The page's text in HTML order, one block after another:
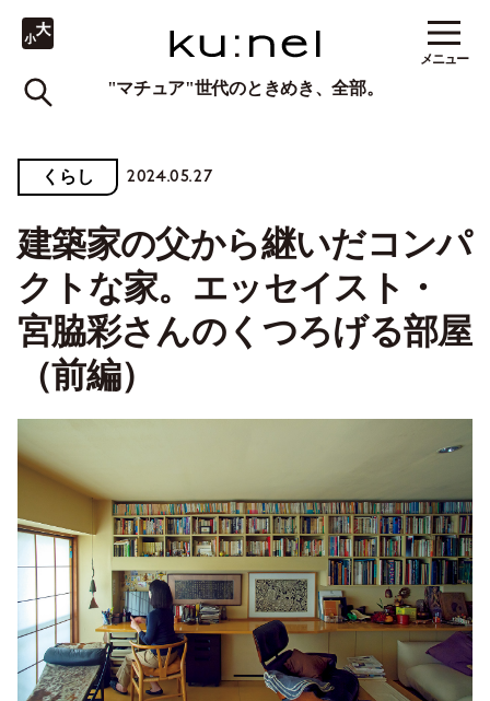
"マチュア"世代のときめき、全部。
メニュー
くらし 2024.05.27
建築家の父から継いだコンパ
クトな家。エッセイスト・
宮脇彩さんのくつろげる部屋
（前編）